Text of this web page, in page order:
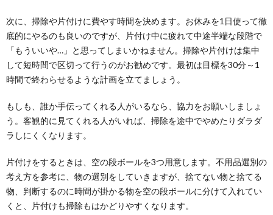
次に、掃除や片付けに費やす時間を決めます。お休みを1日使って徹
底的にやるのも良いのですが、片付け中に疲れて中途半端な段階で
「もういいや…」と思ってしまいかねません。掃除や片付けは集中
して短時間で区切って行うのがお勧めです。最初は目標を30分～1
時間で終わらせるような計画を立てましょう。
もしも、誰か手伝ってくれる人がいるなら、協力をお願いしましょ
う。客観的に見てくれる人がいれば、掃除を途中でやめたりダラダ
ラしにくくなります。
片付けをするときは、空の段ボールを3つ用意します。不用品選別の
考え方を参考に、物の選別をしていきますが、捨てない物と捨てる
物、判断するのに時間が掛かる物を空の段ボールに分けて入れてい
くと、片付けも掃除もはかどりやすくなります。